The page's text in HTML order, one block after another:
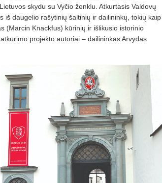
skydu su Vyčio ženklu. Atkurtasis Valdovų
iš daugelio rašytinių šaltinių ir dailininkų, tokių kaip
(Marcin Knackfus) kūrinių ir išlikusio istorinio
projekto autoriai – dailininkas Arvydas